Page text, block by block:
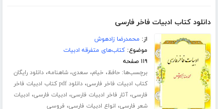
دانلود کتاب ادبیات فاخر فارسی
از: محمدرضا زادهوش
موضوع:کتاب‌های متفرقه ادبیات
۱۱۹ صفحه
برچسب‌ها:حافظ، خیام، سعدی،شاهنامه،دانلود رایگان
کتاب ادبیات فاخر فارسی،
دانلود pdf کتاب ادبیات فاخر
فارسی،آثار فاخر ادبیات فارسی، ادبیات فارسی، ادبیات
شعر فارسی، انواع ادبیات فارسی، فروسی